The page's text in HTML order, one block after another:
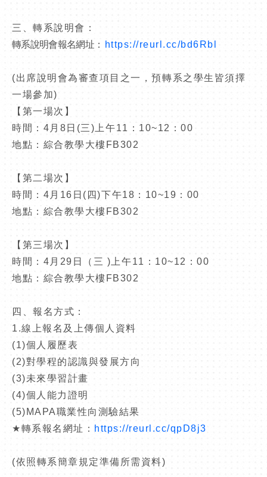
三、轉系說明會：
轉系說明會報名網址 ： https://reurl.cc/bd6Rbl
(出席說明會為審查項目之一，預轉系之學生皆須擇
一場參加)
【第一場次】
時間： 4 月 8 日 (三) 上午11 ： 10~12 ：00
地點：綜合教學大樓 FB302
【第二場次】
時間： 4 月 16 日 ( 四)下午18 ： 10~19 ： 00
地點：綜合教學大樓 FB302
【第三場次】
時間： 4 月 29 日（三 ) 上午11 ： 10~12 ：00
地點：綜合教學大樓 FB302
四、報名方式：
1.線上報名及上傳個人資料
(1)個人履歷表
(2)對學程的認識與發展方向
(3)未來學習計畫
(4)個人能力證明
(5)MAPA職業性向測驗結果
★轉系報名網址： https://reurl.cc/qpD8j3
(依照轉系簡章規定準備所需資料)